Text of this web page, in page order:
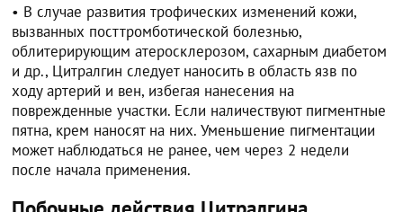
• В случае развития трофических изменений кожи,
вызванных посттромботической болезнью,
облитерирующим атеросклерозом, сахарным диабетом
и др., Цитралгин следует наносить в область язв по
ходу артерий и вен, избегая нанесения на
поврежденные участки. Если наличествуют пигментные
пятна, крем наносят на них. Уменьшение пигментации
может наблюдаться не ранее, чем через 2 недели
после начала применения.